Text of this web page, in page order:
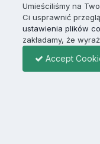
Umieściliśmy na
Ci usprawnić
ustawienia plików
zakładamy, że
Accept